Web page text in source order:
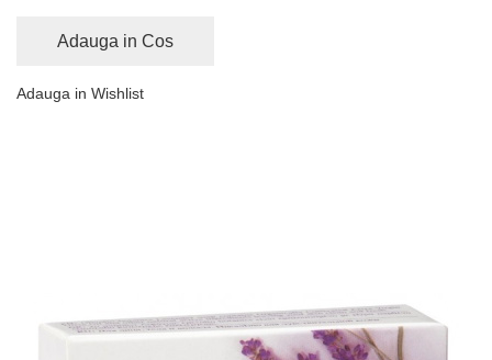
Adauga in Cos
Adauga in Wishlist